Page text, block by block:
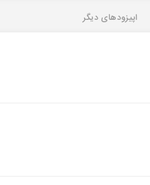
اپیزودهای دیگر